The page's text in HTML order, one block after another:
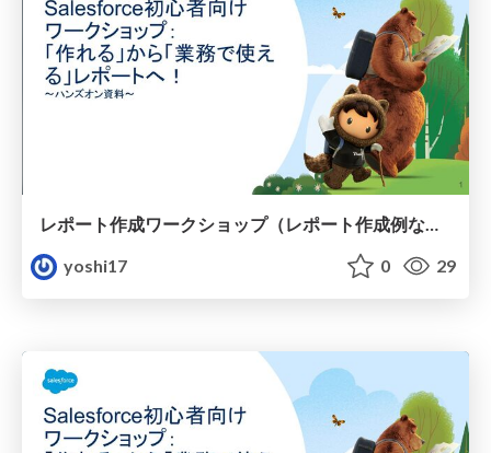
レポート作成ワークショップ（レポート作成例なし）
yoshi17
0 29